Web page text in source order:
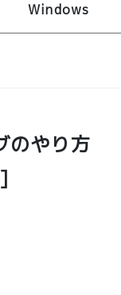
Windows
のやり方